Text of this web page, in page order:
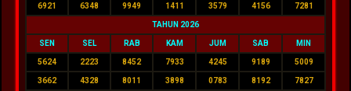
6921 6348 9949 1411 3579 4156 7281
TAHUN 2026
SEN SEL RAB KAM JUM SAB MIN
5624 2223 8452 7933 4245 9189 5009
3662 4328 8011 3898 0783 8192 7827